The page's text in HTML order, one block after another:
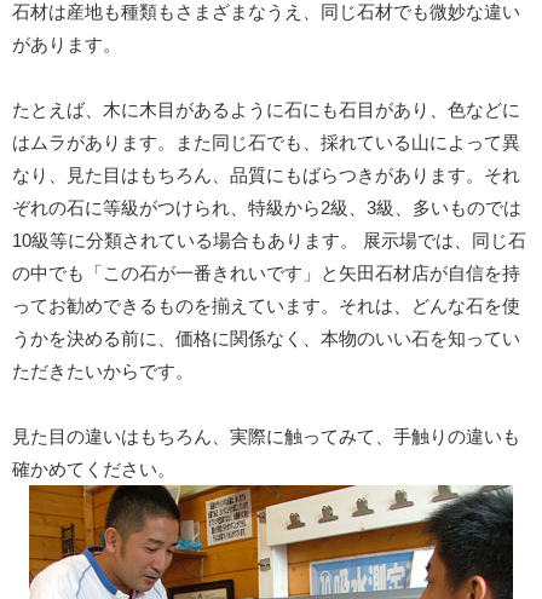
石材は産地も種類もさまざまなうえ、同じ石材でも微妙な違い
があります。
たとえば、木に木目があるように石にも石目があり、色などに
はムラがあります。また同じ石でも、採れている山によって異
なり、見た目はもちろん、品質にもばらつきがあります。それ
ぞれの石に等級がつけられ、特級から2級、3級、多いものでは
10級等に分類されている場合もあります。 展示場では、同じ石
の中でも「この石が一番きれいです」と矢田石材店が自信を持
ってお勧めできるものを揃えています。それは、どんな石を使
うかを決める前に、価格に関係なく、本物のいい石を知ってい
ただきたいからです。
見た目の違いはもちろん、実際に触ってみて、手触りの違いも
確かめてください。